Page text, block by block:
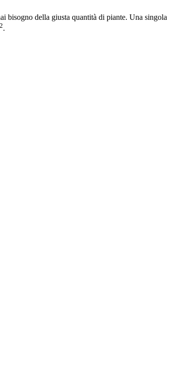
bisogno della giusta quantità di piante. Una singola
2.